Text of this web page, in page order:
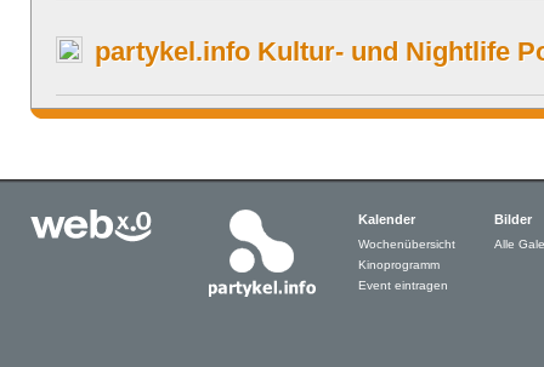
partykel.info Kultur- und Nightlife
Kalender
Wochenübersicht
Kinoprogramm
Event eintragen
Bilder
Alle